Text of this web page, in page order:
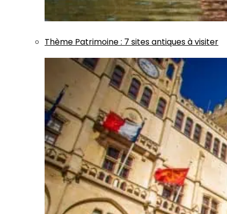
Thème Patrimoine: 7 sites antiques à visiter